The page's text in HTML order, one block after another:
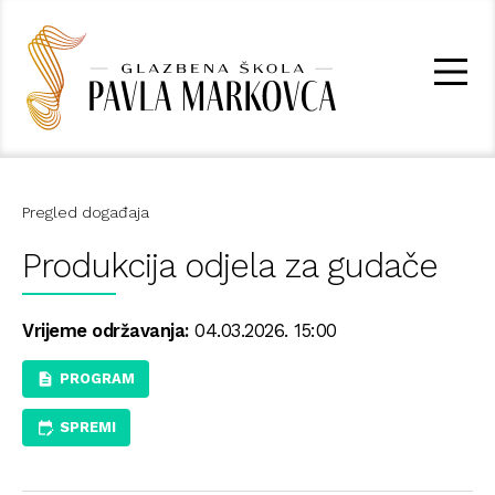
Pregled događaja
Produkcija odjela za gudače
Vrijeme održavanja:04.03.2026. 15:00
PROGRAM
SPREMI